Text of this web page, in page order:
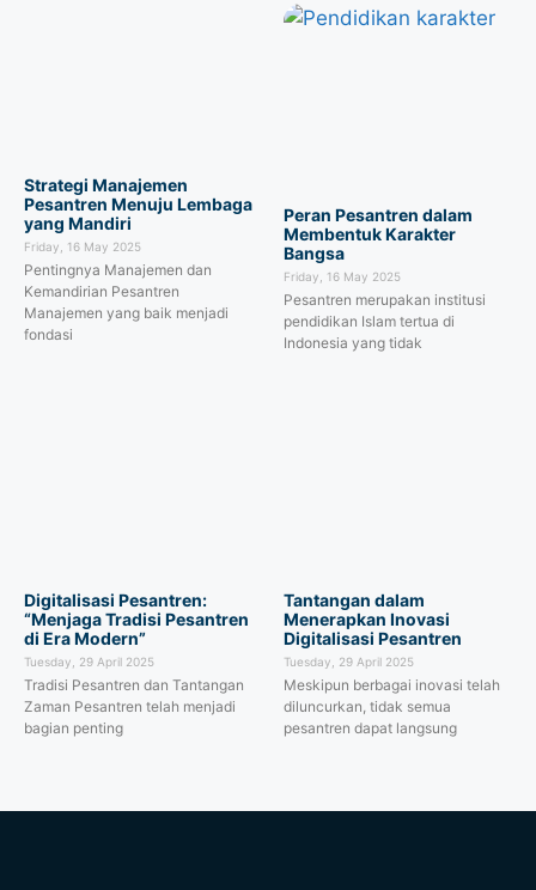
Strategi Manajemen
Pesantren Menuju Lembaga
yang Mandiri
Friday, 16 May 2025
Pentingnya Manajemen dan
Kemandirian Pesantren
Manajemen yang baik menjadi
fondasi
Peran Pesantren dalam
Membentuk Karakter
Bangsa
Friday, 16 May 2025
Pesantren merupakan institusi
pendidikan Islam tertua di
Indonesia yang tidak
Digitalisasi Pesantren:
“Menjaga Tradisi Pesantren
di Era Modern”
Tuesday, 29 April 2025
Tradisi Pesantren dan Tantangan
Zaman Pesantren telah menjadi
bagian penting
Tantangan dalam
Menerapkan Inovasi
Digitalisasi Pesantren
Tuesday, 29 April 2025
Meskipun berbagai inovasi telah
diluncurkan, tidak semua
pesantren dapat langsung